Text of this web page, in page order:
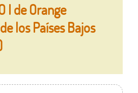
I de Orange
los Países Bajos